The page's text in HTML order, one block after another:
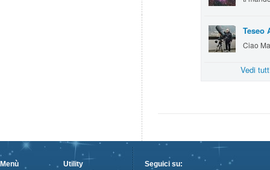
Teseo
Ciao
Vedi
Menù
Utility
Seguici su: